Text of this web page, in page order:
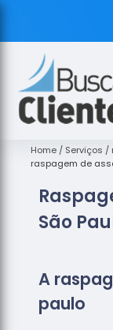
Assoalhos
de Madeira
Madeira
Empresas
Loja de
Assoalhos
Home Serviços
raspagem de
São
A
paulo